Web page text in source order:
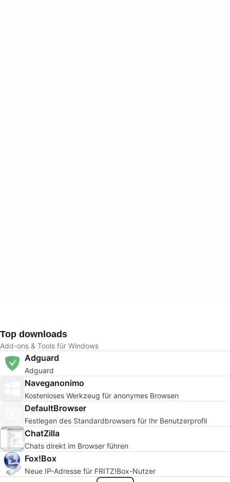
Top downloads
Add-ons & Tools für Windows
Adguard
Adguard
Naveganonimo
Kostenloses Werkzeug für anonymes Browsen
DefaultBrowser
Festlegen des Standardbrowsers für Ihr Benutzerprofil
ChatZilla
Chats direkt im Browser führen
Fox!Box
Neue IP-Adresse für FRITZ!Box-Nutzer